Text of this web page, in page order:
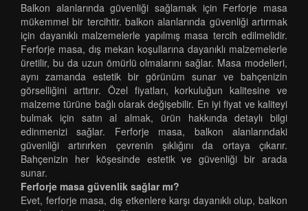
Balkon alanlarında güvenliği sağlamak için Ferforje masa
mükemmel bir tercihtir. balkon alanlarında güvenliği artırmak
için dayanıklı malzemelerle yapılmış masa tercih edilmelidir.
Ferforje masa, dış mekan koşullarına dayanıklı malzemelerle
üretilir, bu da uzun ömürlü olmalarını sağlar. Masa modelleri,
aynı zamanda estetik bir görünüm sunar ve bahçenizin
görselliğini arttırır. Özel fiyatları, korkuluğun kalitesine ve
malzeme türüne bağlı olarak değişebilir. En iyi fiyat ve kaliteyi
bulmak için satın al almak, ürün hakkında detaylı bilgi
edinmenizi sağlar. Ferforje masa, balkon alanlarındaki
güvenliği artırırken çevrenin şıklığını da ortaya çıkarır.
Bahçenizin her köşesinde estetik ve güvenliği bir arada
sunar.
Ferforje masa güvenlik sağlar mı?
Evet, ferforje masa, dış etkenlere karşı dayanıklı olup, balkon